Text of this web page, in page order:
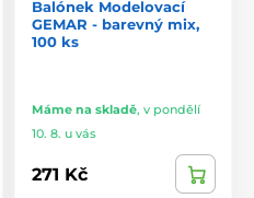
Balónek Modelovací
GEMAR - barevný mix,
100 ks
Máme na skladě, v pondělí
10. 8. u vás
271 Kč